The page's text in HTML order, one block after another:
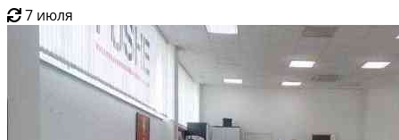
7 июля